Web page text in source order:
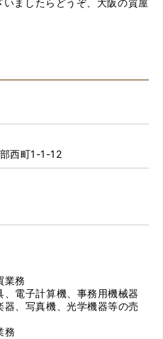
ましたらどうぞ、大阪の質屋
西町1-1-12
業務
電子計算機、事務用機械器
、写真機、光学機器等の売
務